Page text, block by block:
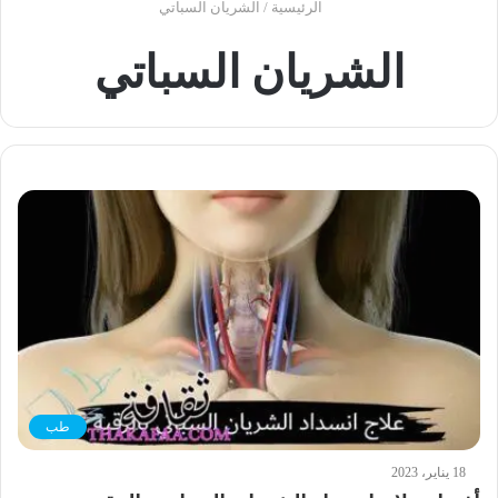
الرئيسية / الشريان السباتي
الشريان السباتي
طب
18 يناير، 2023